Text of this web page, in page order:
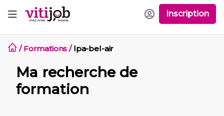
Inscription
/Formations /lpa-bel-air
Ma recherche de
formation